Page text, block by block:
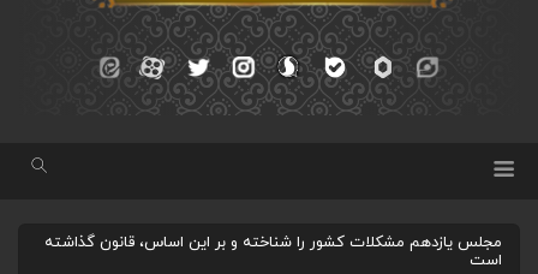
مجلس یازدهم مشکلات کشور را شناخته و بر این اساس، قانون گذاشته
است